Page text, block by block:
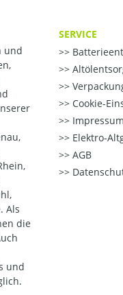
und
Als
die
und
SERVICE
Cookie-
Impressum
Elektro-
AGB